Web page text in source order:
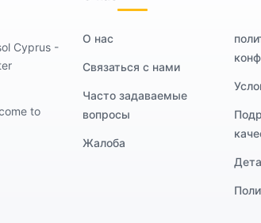
Cyprus -
to
О нас
Связаться с нами
Часто задаваемые
вопросы
Жалоба